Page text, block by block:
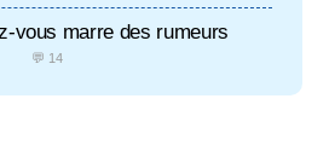
vous marre des rumeurs
💬 14